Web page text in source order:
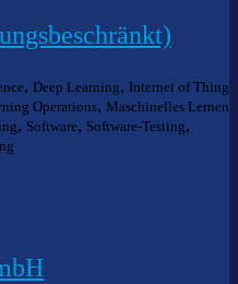
, Deep Learning, Internet of Things
Operations, Maschinelles Lernen
, Software, Software-Testing,